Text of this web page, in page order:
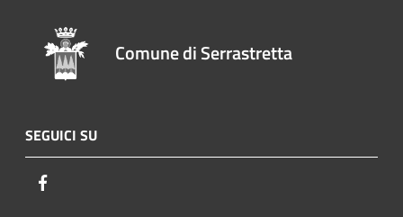
Comune di Serrastretta
SEGUICI SU